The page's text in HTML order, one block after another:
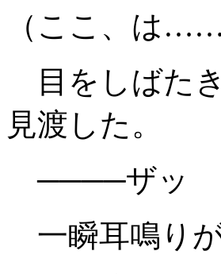
（ここ、は……
目をしばた
見渡した。
────ザッ
一瞬耳鳴り